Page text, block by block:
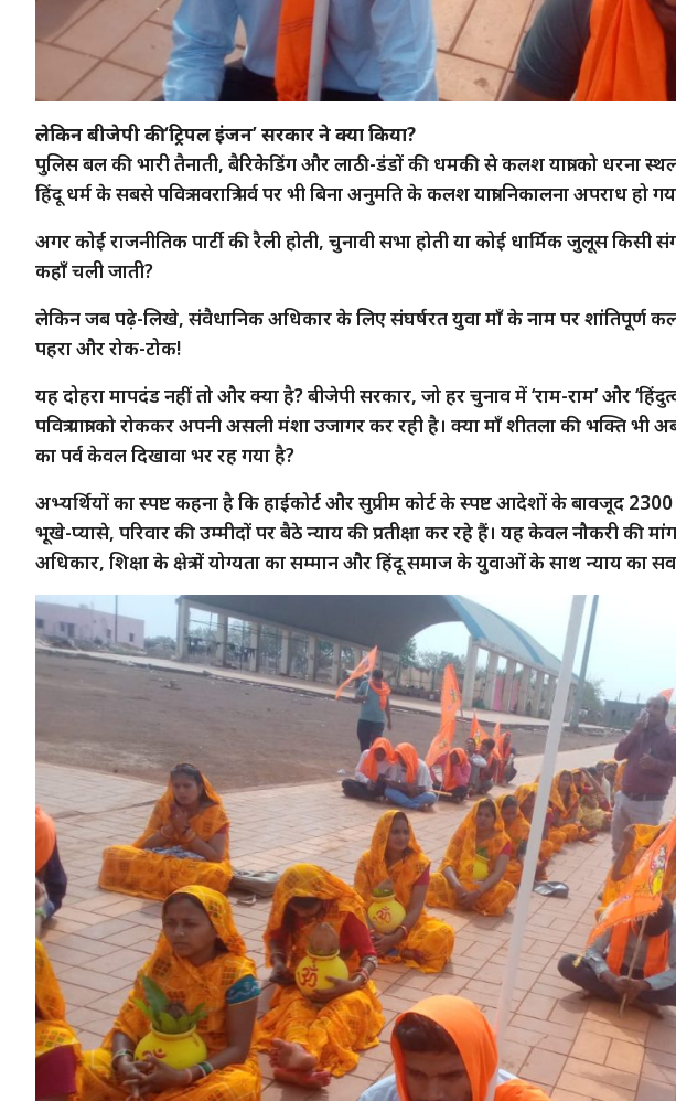
लेकिन बीजेपी की ‘ट्रिपल इंजन’ सरकार ने क्या किया?
पुलिस बल की भारी तैनाती, बैरिकेडिंग और लाठी-डंडों की धमकी से कलश यात्रा को धरना
हिंदू धर्म के सबसे पवित्र नवरात्रि पर्व पर भी बिना अनुमति के कलश यात्रा निकालना अपराध हो
अगर कोई राजनीतिक पार्टी की रैली होती, चुनावी सभा होती या कोई धार्मिक जुलूस किसी
कहाँ चली जाती?
लेकिन जब पढ़े-लिखे, संवैधानिक अधिकार के लिए संघर्षरत युवा माँ के नाम पर शांतिपूर्ण
पहरा और रोक-टोक!
यह दोहरा मापदंड नहीं तो और क्या है? बीजेपी सरकार, जो हर चुनाव में ‘राम-राम’ और
पवित्र यात्रा को रोककर अपनी असली मंशा उजागर कर रही है। क्या माँ शीतला की भक्ति भी
का पर्व केवल दिखावा भर रह गया है?
अभ्यर्थियों का स्पष्ट कहना है कि हाईकोर्ट और सुप्रीम कोर्ट के स्पष्ट आदेशों के बावजूद
भूखे-प्यासे, परिवार की उम्मीदों पर बैठे न्याय की प्रतीक्षा कर रहे हैं। यह केवल नौकरी की मांग
अधिकार, शिक्षा के क्षेत्र में योग्यता का सम्मान और हिंदू समाज के युवाओं के साथ न्याय का